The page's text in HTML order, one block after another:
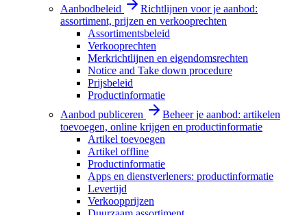
Aanbodbeleid
Richtlijnen voor je aanbod:
assortiment, prijzen en verkooprechten
Assortimentsbeleid
Verkooprechten
Merkrichtlijnen en eigendomsrechten
Notice and Take down procedure
Prijsbeleid
Productinformatie
Aanbod publiceren
Beheer je aanbod: artikelen
toevoegen, online krijgen en productinformatie
Artikel toevoegen
Artikel offline
Productinformatie
Apps en dienstverleners: productinformatie
Levertijd
Verkoopprijzen